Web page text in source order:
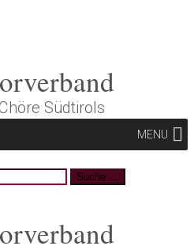
Südtirols
MENU
Suche …